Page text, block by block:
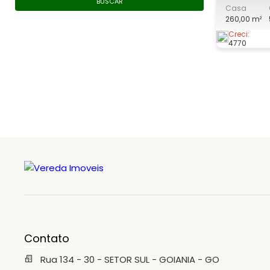
versátil e
morar ou
Destaques
Casa
260,00 m²
Creci:
4770
Contato
Rua 134 - 30 - SETOR SUL - GOIANIA - GO